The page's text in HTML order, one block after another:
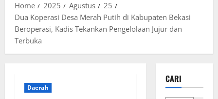
Home 2025 Agustus
25
Dua Koperasi Desa Merah Putih di Kabupaten Bekasi
Beroperasi, Kadis Tekankan Pengelolaan Jujur dan
Terbuka
Daerah
CARI